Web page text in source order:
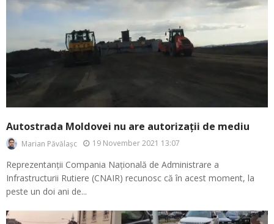
Autostrada Moldovei nu are autorizații de mediu
Marian Păvălașc 19 November 2021 13:07
Reprezentanții Compania Națională de Administrare a
Infrastructurii Rutiere (CNAIR) recunosc că în acest moment, la
peste un doi ani de...